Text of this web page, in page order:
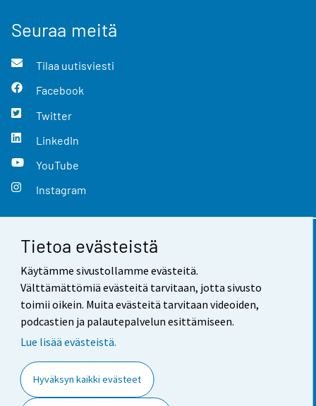
Tietoa evästeistä
Käytämme sivustollamme evästeitä.
Välttämättömiä evästeitä tarvitaan, jotta sivusto
toimii oikein. Muita evästeitä tarvitaan videoiden,
podcastien ja palautepalvelun esittämiseen.
Lue lisää evästeistä.
Hyväksyn kaikki evästeet
Seuraa meitä
Tilaa uutisviesti
Facebook
Twitter
LinkedIn
YouTube
Instagram
Yhteystiedot
Palaute
Käyttöehdot
Saavutettavuus
Tietoa sivustosta